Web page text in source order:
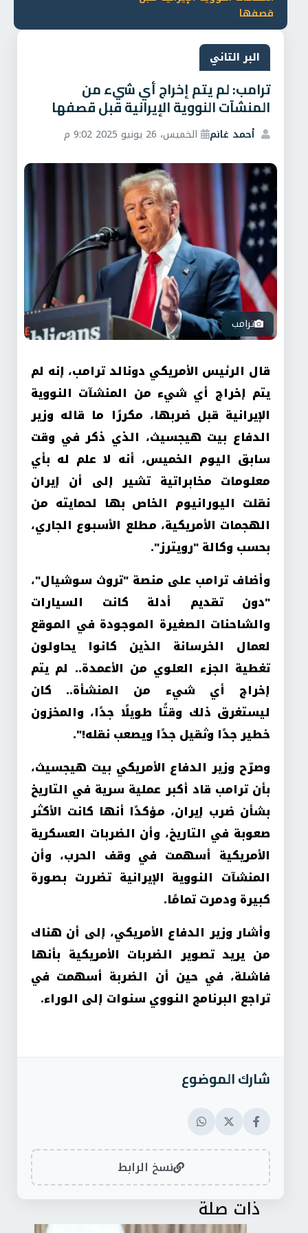
قصفها
البر التاني
ترامب: لم يتم إخراج أي شيء من
المنشآت النووية الإيرانية قبل قصفها
أحمد غانم الخميس، 26 يونيو 2025 9:02 م
ترامب
قال الرئيس الأمريكي دونالد ترامب، إنه لم
يتم إخراج أي شيء من المنشآت النووية
الإيرانية قبل ضربها، مكررًا ما قاله وزير
الدفاع بيت هيجسيث، الذي ذكر في وقت
سابق اليوم الخميس، أنه لا علم له بأي
معلومات مخابراتية تشير إلى أن إيران
نقلت اليورانيوم الخاص بها لحمايته من
الهجمات الأمريكية، مطلع الأسبوع الجاري،
بحسب وكالة "رويترز".
وأضاف ترامب على منصة "تروث سوشيال"،
"دون تقديم أدلة كانت السيارات
والشاحنات الصغيرة الموجودة في الموقع
لعمال الخرسانة الذين كانوا يحاولون
تغطية الجزء العلوي من الأعمدة.. لم يتم
إخراج أي شيء من المنشأة.. كان
ليستغرق ذلك وقتًا طويلًا جدًا، والمخزون
خطير جدًا وثقيل جدًا ويصعب نقله!".
وصرّح وزير الدفاع الأمريكي بيت هيجسيث،
بأن ترامب قاد أكبر عملية سرية في التاريخ
بشأن ضرب إيران، مؤكدًا أنها كانت الأكثر
صعوبة في التاريخ، وأن الضربات العسكرية
الأمريكية أسهمت في وقف الحرب، وأن
المنشآت النووية الإيرانية تضررت بصورة
كبيرة ودمرت تمامًا.
وأشار وزير الدفاع الأمريكي، إلى أن هناك
من يريد تصوير الضربات الأمريكية بأنها
فاشلة، في حين أن الضربة أسهمت في
تراجع البرنامج النووي سنوات إلى الوراء.
شارك الموضوع
نسخ الرابط
ذات صلة